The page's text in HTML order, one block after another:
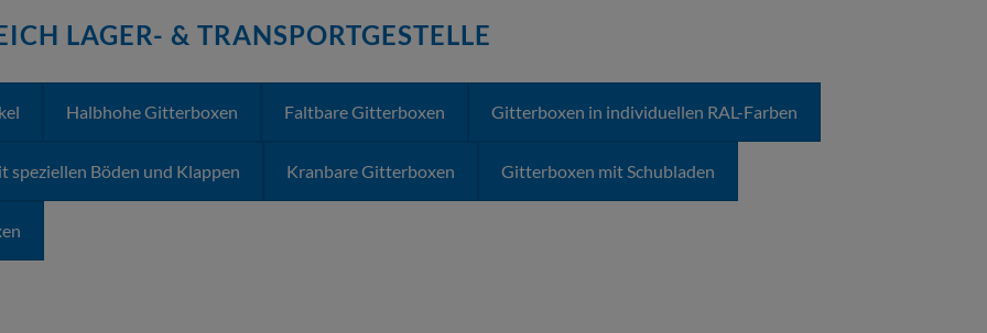
80 % reduzieren. Das bedeutet, dass Sie auf dem Platz einer aufgebauten Gitterbox bis zu fünf gefaltete Boxen stapeln
als auch im zusammengelegten Zustand sicher und stabil übereinander gestapelt werden können.
LAGER- & TRANSPORTGESTELLE
Halbhohe Gitterboxen Faltbare Gitterboxen Gitterboxen in individuellen RAL-Farben
Böden und Klappen Kranbare Gitterboxen Gitterboxen mit Schubladen